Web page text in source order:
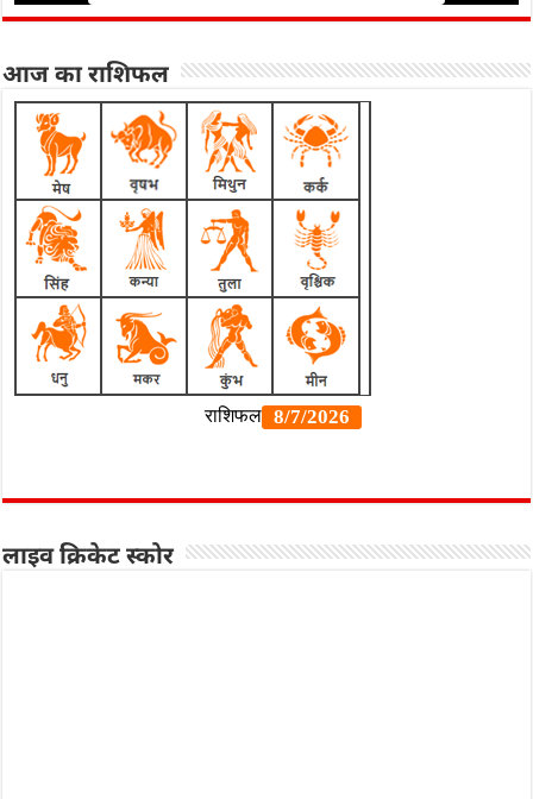
आज का राशिफल
लाइव क्रिकेट स्कोर